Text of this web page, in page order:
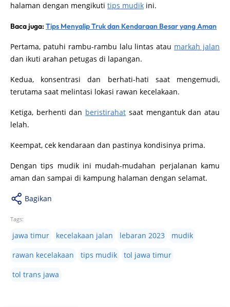
halaman dengan mengikuti tips mudik ini.
Baca juga: Tips Menyalip Truk dan Kendaraan Besar yang Aman
Pertama, patuhi rambu-rambu lalu lintas atau markah jalan
dan ikuti arahan petugas di lapangan.
Kedua, konsentrasi dan berhati-hati saat mengemudi,
terutama saat melintasi lokasi rawan kecelakaan.
Ketiga, berhenti dan beristirahat saat mengantuk dan atau
lelah.
Keempat, cek kendaraan dan pastinya kondisinya prima.
Dengan tips mudik ini mudah-mudahan perjalanan kamu
aman dan sampai di kampung halaman dengan selamat.
Bagikan
Tags:
jawa timur kecelakaan jalan lebaran 2023
mudik
rawan kecelakaan
tips mudik
tol jawa timur
tol trans jawa